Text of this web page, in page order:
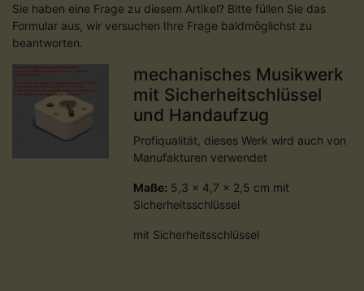
Sie haben eine Frage zu diesem Artikel? Bitte füllen Sie das
Formular aus, wir versuchen Ihre Frage baldmöglichst zu
beantworten.
mechanisches Musikwerk
mit Sicherheitschlüssel
und Handaufzug
Profiqualität, dieses Werk wird auch von
Manufakturen verwendet
Maße: 5,3 x 4,7 x 2,5 cm mit
Sicherheitsschlüssel
mit Sicherheitsschlüssel